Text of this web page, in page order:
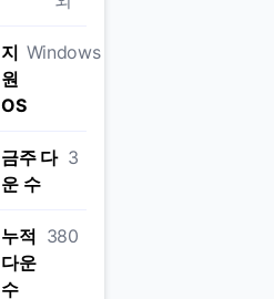
지
원
OS
Windows
금주 다
운 수
3
누적
다운
수
380